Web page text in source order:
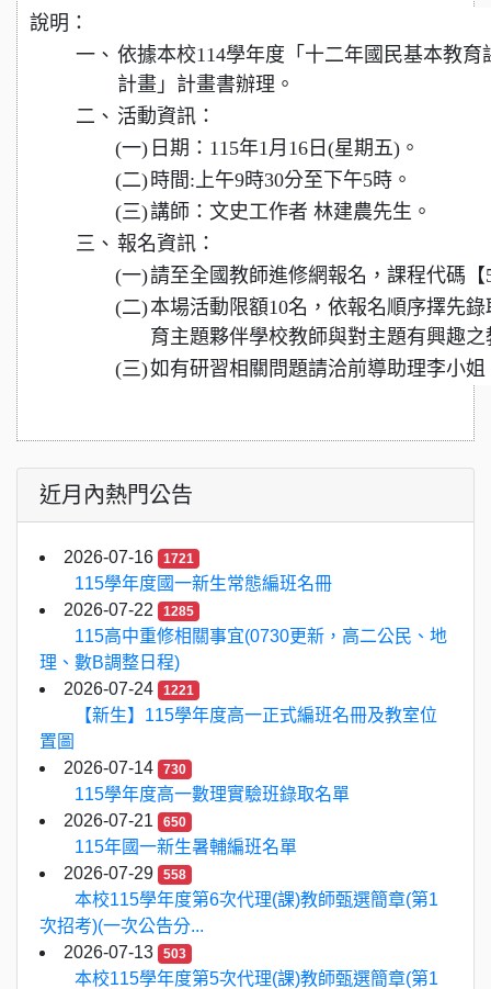
說明：
一、 依據本校114學年度「十二年國民基本教
計畫」計畫書辦理。
二、 活動資訊：
(一) 日期：115年1月16日(星期五)。
(二)時間:上午9時30分至下午5時。
(三)講師：文史工作者 林建農先生。
三、 報名資訊：
(一)請至全國教師進修網報名，課程代碼【
(二)本場活動限額10名，依報名順序擇先
育主題夥伴學校教師與對主題有興趣
(三)如有研習相關問題請洽前導助理李小姐
近月內熱門公告
2026-07-16 1721
115學年度國一新生常態編班名冊
2026-07-22
1285
115高中重修相關事宜(0730更新，高二公民、地
理、數B調整日程)
2026-07-24
1221
【新生】115學年度高一正式編班名冊及教室位
置圖
2026-07-14
730
115學年度高一數理實驗班錄取名單
2026-07-21
650
115年國一新生暑輔編班名單
2026-07-29
558
本校115學年度第6次代理(課)教師甄選簡章(第1
次招考)(一次公告分...
2026-07-13
503
本校115學年度第5次代理(課)教師甄選簡章(第1